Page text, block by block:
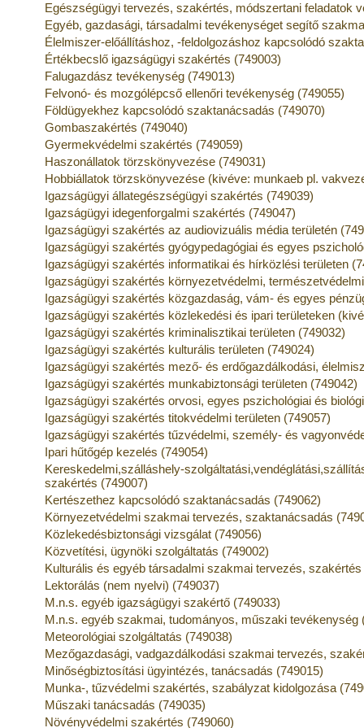
Egészségügyi tervezés, szakértés, módszertani feladatok
Egyéb, gazdasági, társadalmi tevékenységet segítő
Élelmiszer-előállításhoz, -feldolgozáshoz kapcsolódó
Értékbecslő igazságügyi szakértés (749003)
Falugazdász tevékenység (749013)
Felvonó- és mozgólépcső ellenőri tevékenység (749055)
Földügyekhez kapcsolódó szaktanácsadás (749070)
Gombaszakértés (749040)
Gyermekvédelmi szakértés (749059)
Haszonállatok törzskönyvezése (749031)
Hobbiállatok törzskönyvezése (kivéve: munkaeb pl.
Igazságügyi állategészségügyi szakértés (749039)
Igazságügyi idegenforgalmi szakértés (749047)
Igazságügyi szakértés az audiovizuális média területén
Igazságügyi szakértés gyógypedagógiai és egyes
Igazságügyi szakértés informatikai és hírközlési területen
Igazságügyi szakértés környezetvédelmi,
Igazságügyi szakértés közgazdaság, vám- és egyes
Igazságügyi szakértés közlekedési és ipari területeken
Igazságügyi szakértés kriminalisztikai területen (749032)
Igazságügyi szakértés kulturális területen (749024)
Igazságügyi szakértés mező- és erdőgazdálkodási,
Igazságügyi szakértés munkabiztonsági területen (749042)
Igazságügyi szakértés orvosi, egyes pszichológiai és
Igazságügyi szakértés titokvédelmi területen (749057)
Igazságügyi szakértés tűzvédelmi, személy- és
Ipari hűtőgép kezelés (749054)
Kereskedelmi,szálláshely-
szakértés (749007)
Kertészethez kapcsolódó szaktanácsadás (749062)
Környezetvédelmi szakmai tervezés, szaktanácsadás
Közlekedésbiztonsági vizsgálat (749056)
Közvetítési, ügynöki szolgáltatás (749002)
Kulturális és egyéb társadalmi szakmai tervezés, szakértés
Lektorálás (nem nyelvi) (749037)
M.n.s. egyéb igazságügyi szakértő (749033)
M.n.s. egyéb szakmai, tudományos, műszaki tevékenység
Meteorológiai szolgáltatás (749038)
Mezőgazdasági, vadgazdálkodási szakmai tervezés,
Minőségbiztosítási ügyintézés, tanácsadás (749015)
Munka-, tűzvédelmi szakértés, szabályzat kidolgozása
Műszaki tanácsadás (749035)
Növényvédelmi szakértés (749060)